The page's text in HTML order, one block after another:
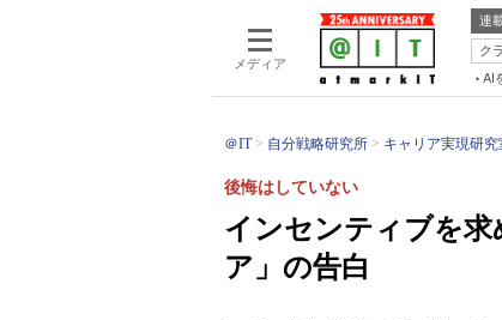
メディア
連
ク
AI
＠IT 自分戦略研究所 キャリア実現研究
インセンティブを求
ア」の告白
後悔はしていない